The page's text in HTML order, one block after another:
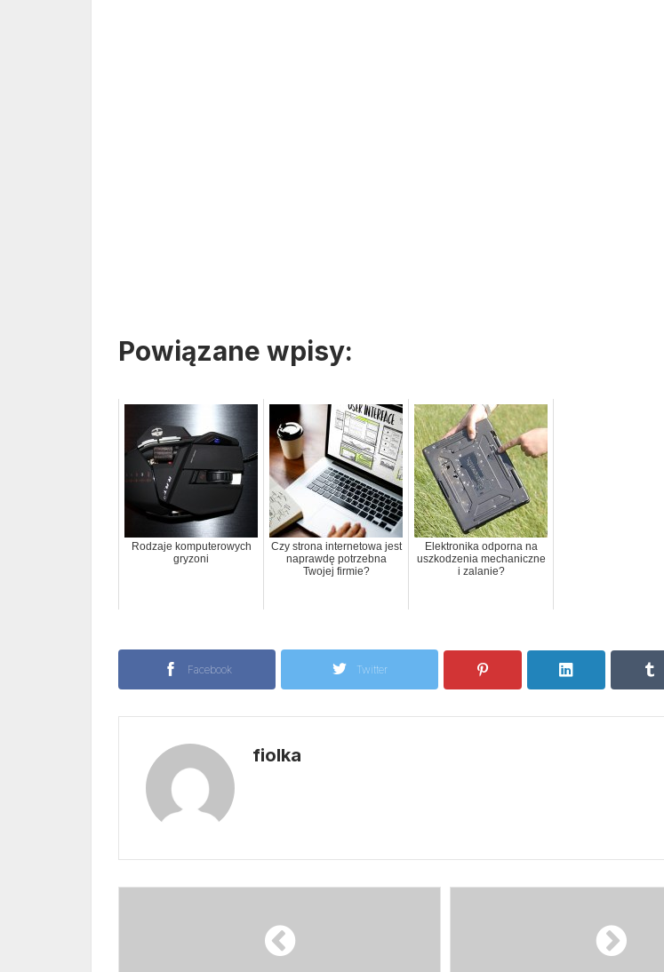
Powiązane wpisy:
Rodzaje komputerowych
gryzoni
Czy strona internetowa jest
naprawdę potrzebna
Twojej firmie?
Elektronika odporna na
uszkodzenia mechaniczne
i zalanie?
Facebook Twitter
fiolka